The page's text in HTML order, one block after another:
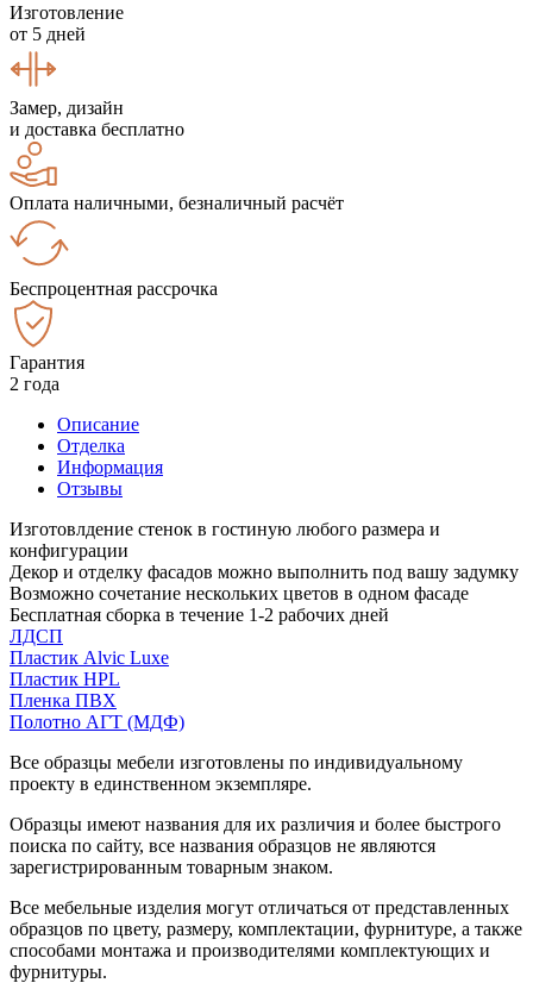
Изготовление
от 5 дней
Замер, дизайн
и доставка бесплатно
Оплата наличными, безналичный расчёт
Беспроцентная рассрочка
Гарантия
2 года
Описание
Отделка
Информация
Отзывы
Изготовлдение стенок в гостиную любого размера и
конфигурации
Декор и отделку фасадов можно выполнить под вашу задумку
Возможно сочетание нескольких цветов в одном фасаде
Бесплатная сборка в течение 1-2 рабочих дней
ЛДСП
Пластик Alvic Luxe
Пластик HPL
Пленка ПВХ
Полотно АГТ (МДФ)
Все образцы мебели изготовлены по индивидуальному
проекту в единственном экземпляре.
Образцы имеют названия для их различия и более быстрого
поиска по сайту, все названия образцов не являются
зарегистрированным товарным знаком.
Все мебельные изделия могут отличаться от представленных
образцов по цвету, размеру, комплектации, фурнитуре, а также
способами монтажа и производителями комплектующих и
фурнитуры.